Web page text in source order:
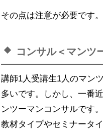
その点は注意が必要です。
コンサル＜マンツ
講師1人受講生1人のマン
多いです。しかし、一番
ンツーマンコンサルです
教材タイプやセミナータ